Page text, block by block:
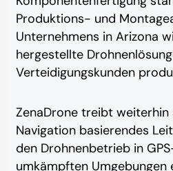
Produktions- und
Unternehmens in Arizona
hergestellte
Verteidigungskunden
ZenaDrone treibt
Navigation basierendes
den Drohnenbetrieb in
umkämpften